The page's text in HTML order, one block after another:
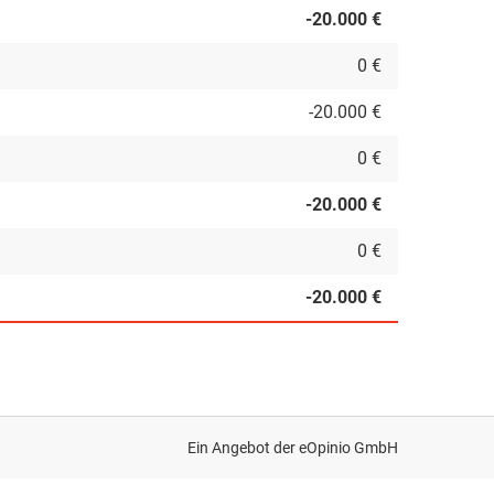
-20.000 €
0 €
-20.000 €
0 €
-20.000 €
0 €
-20.000 €
Ein Angebot dereOpinio GmbH